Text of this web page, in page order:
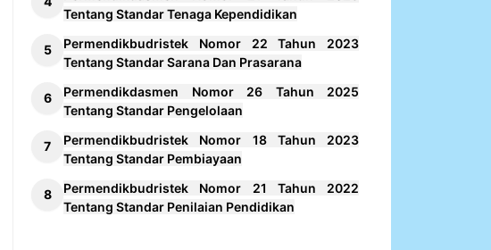
Tentang Standar Tenaga Kependidikan
Permendikbudristek Nomor 22 Tahun 2023
Tentang Standar Sarana Dan Prasarana
Permendikdasmen Nomor 26 Tahun 2025
Tentang Standar Pengelolaan
Permendikbudristek Nomor 18 Tahun 2023
Tentang Standar Pembiayaan
Permendikbudristek Nomor 21 Tahun 2022
Tentang Standar Penilaian Pendidikan